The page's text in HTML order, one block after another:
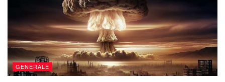
GENERALE